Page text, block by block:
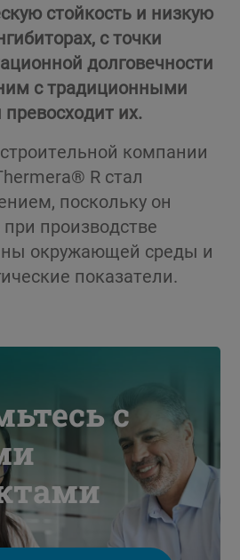
стойкость и низкую
с точки
долговечности
с традиционными
их.
компании
R стал
поскольку он
производстве
окружающей среды и
показатели.
с